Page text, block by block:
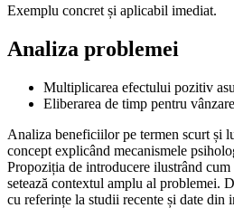
Exemplu concret și aplicabil imediat.
Analiza problemei
Multiplicarea efectului pozitiv
Eliberarea de timp pentru
Analiza beneficiilor pe termen scurt și
concept explicând mecanismele
Propoziția de introducere ilustrând
setează contextul amplu al problemei.
cu referințe la studii recente și date